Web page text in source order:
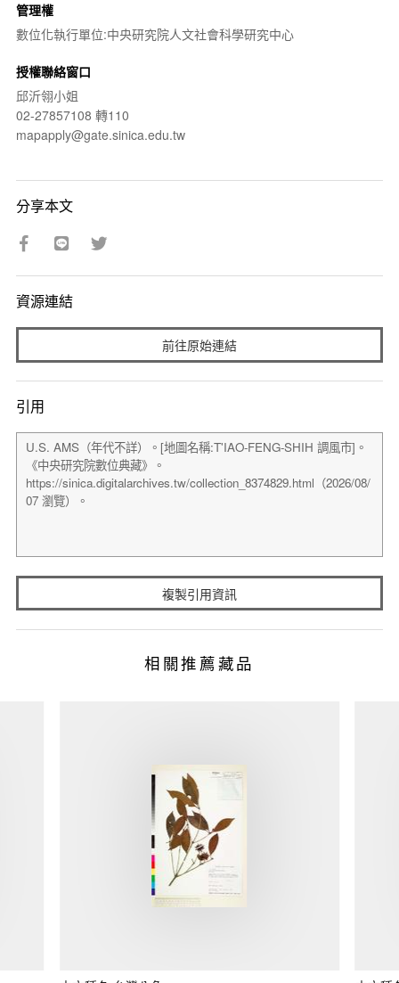
管理權
數位化執行單位:中央研究院人文社會科學研究中心
授權聯絡窗口
邱沂翎小姐
02-27857108 轉110
mapapply@gate.sinica.edu.tw
分享本文
資源連結
前往原始連結
引用
複製引用資訊
相關推薦藏品